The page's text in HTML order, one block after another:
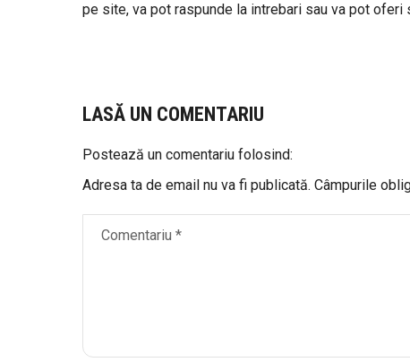
pe site, va pot raspunde la intrebari sau va pot oferi
LASĂ UN COMENTARIU
Postează un comentariu folosind:
Adresa ta de email nu va fi publicată. Câmpurile